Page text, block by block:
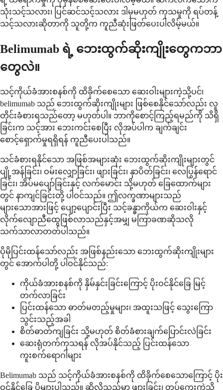
သုံးသင့်သလား၊ ပြင်ဆင်သင့်သလား ဒါမှမဟုတ် ကုသမှုကို ရပ်တန့်
သင့်သလားဆိုတာကို သူတို့က ကူညီဆုံးဖြတ်ပေးပါလိမ့်မယ်။
Belimumab ရဲ့ ဘေးထွက်ဆိုးကျိုးတွေကဘာ
တွေလဲ။
သင့်ကိုယ်ခံအားစနစ်ကို ထိခိုက်စေသော ဆေးဝါးများကဲ့သို့ပင်၊
belimumab သည် ဘေးထွက်ဆိုးကျိုးများ ဖြစ်စေနိုင်သော်လည်း လူ
တိုင်းခံစားရသည်တော့ မဟုတ်ပါ။ ဘာကိုစောင့်ကြည့်ရမည်ကို သိရှိ
ခြင်းက သင့်အား ဘေးကင်းစေပြီး လိုအပ်ပါက ချက်ချင်း
စောင့်ရှောက်မှုရရှိရန် ကူညီပေးပါသည်။
သင်ခံစားရနိုင်သော အဖြစ်အများဆုံး ဘေးထွက်ဆိုးကျိုးများတွင်
ပျို့အန်ခြင်း၊ ဝမ်းလျှောခြင်း၊ ဖျားခြင်း၊ နှာပိတ်ခြင်း၊ လေပြွန်ရောင်
ခြင်း၊ အိပ်မပျော်ခြင်းနှင့် လက်မောင်း သို့မဟုတ် ခြေထောက်များ
တွင် နာကျင်ခြင်းတို့ ပါဝင်သည်။ ဤလက္ခဏာများသည်
များသောအားဖြင့် ပျော့ပျောင်းပြီး သင့်ခန္ဓာကိုယ်က ဆေးဝါးနှင့်
လိုက်လျောညီထွေဖြစ်လာသည်နှင့်အမျှ မကြာခဏဆိုသလို
သက်သာလာတတ်ပါသည်။
ပိုမိုပြင်းထန်သော်လည်း အဖြစ်နည်းသော ဘေးထွက်ဆိုးကျိုးများ
တွင် အောက်ပါတို့ ပါဝင်နိုင်သည်:
ကိုယ်ခံအားစနစ်ကို နှိမ်နှင်းခြင်းကြောင့် ပိုးဝင်နိုင်ခြေ မြင့်
တက်လာခြင်း
ပြင်းထန်သော ဓာတ်မတည့်မှုများ၊ အထူးသဖြင့် သွေးကြော
သွင်းသည့်အခါ
စိတ်ဓာတ်ကျခြင်း သို့မဟုတ် စိတ်ခံစားချက်ပြောင်းလဲခြင်း
ဆေးရုံတက်ကုသရန် လိုအပ်နိုင်သည့် ပြင်းထန်သော
ကူးစက်ရောဂါများ
Belimumab သည် သင့်ကိုယ်ခံအားစနစ်ကို ထိခိုက်စေသောကြောင့် ပိုး
ဝင်နိုင်ခြေ ပိုများပါသည်။ ဆိုလိုသည်မှာ ဖျားခြင်း၊ တုပ်ကွေးကဲ့သို့